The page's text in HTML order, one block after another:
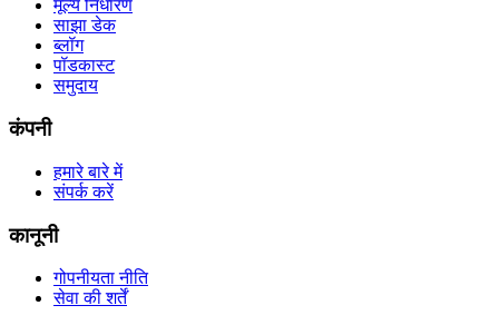
मूल्य निर्धारण
साझा डेक
ब्लॉग
पॉडकास्ट
समुदाय
कंपनी
हमारे बारे में
संपर्क करें
कानूनी
गोपनीयता नीति
सेवा की शर्तें